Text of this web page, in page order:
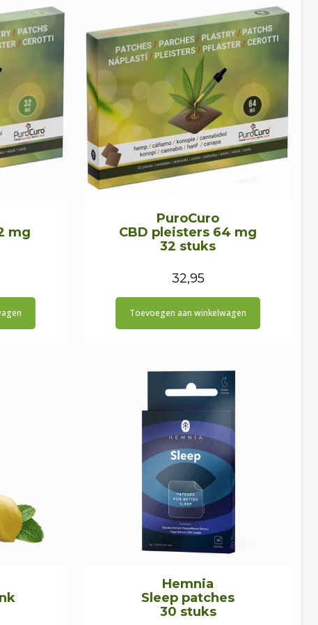
mg
PuroCuro
CBD pleisters 64 mg
32 stuks
32,95
Toevoegen aan winkelwagen
Hemnia
Sleep patches
30 stuks